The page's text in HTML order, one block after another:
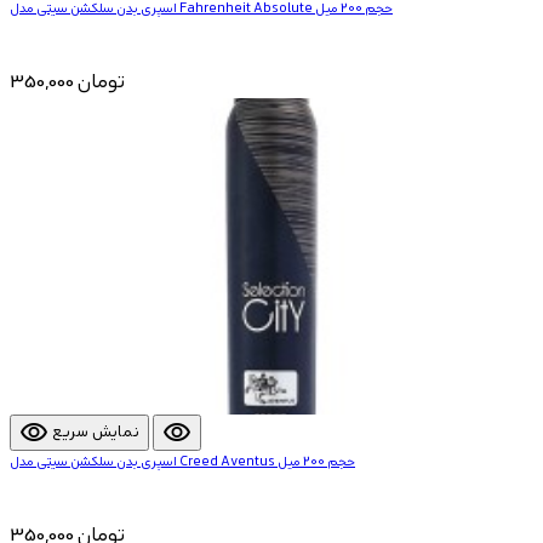
اسپری بدن سلکشن سیتی مدل Fahrenheit Absolute حجم 200 میل
350,000 تومان
visibility نمایش سریع visibility
اسپری بدن سلکشن سیتی مدل Creed Aventus حجم 200 میل
350,000 تومان